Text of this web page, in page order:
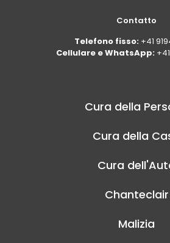
Contatto
Telefono fisso: +41
Cellulare e WhatsApp:
Cura della
Cura della
Cura
Chanteclair
Malizia